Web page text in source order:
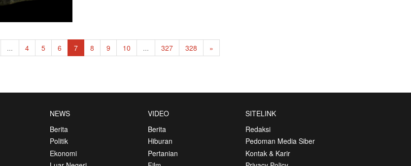
... 4 5 6 7 8 9 10 ... 327 328 »
NEWS
Berita
Politik
Ekonomi
VIDEO
Berita
Hiburan
Pertanian
SITELINK
Redaksi
Pedoman Media Siber
Kontak & Karir